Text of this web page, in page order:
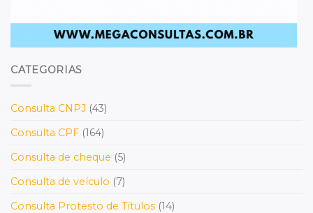
CATEGORIAS
Consulta CNPJ (43)
Consulta CPF (164)
Consulta de cheque (5)
Consulta de veículo (7)
Consulta Protesto de Títulos (14)